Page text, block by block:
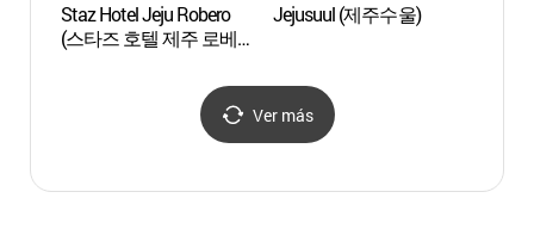
Staz Hotel Jeju Robero
(스타즈 호텔 제주 로베로
Jejusuul (제주수울)
Ver más